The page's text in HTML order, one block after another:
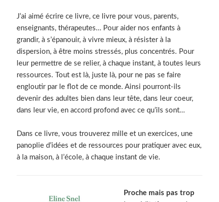
J’ai aimé écrire ce livre, ce livre pour vous, parents,
enseignants, thérapeutes… Pour aider nos enfants à
grandir, à s’épanouir, à vivre mieux, à résister à la
dispersion, à être moins stressés, plus concentrés. Pour
leur permettre de se relier, à chaque instant, à toutes leurs
ressources. Tout est là, juste là, pour ne pas se faire
engloutir par le flot de ce monde. Ainsi pourront-ils
devenir des adultes bien dans leur tête, dans leur coeur,
dans leur vie, en accord profond avec ce qu’ils sont…
Dans ce livre, vous trouverez mille et un exercices, une
panoplie d’idées et de ressources pour pratiquer avec eux,
à la maison, à l’école, à chaque instant de vie.
Proche mais pas trop